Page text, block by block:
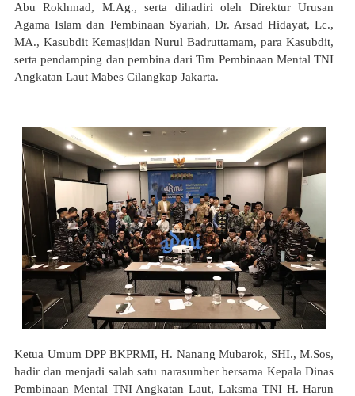
Abu Rokhmad, M.Ag., serta dihadiri oleh Direktur Urusan
Agama Islam dan Pembinaan Syariah, Dr. Arsad Hidayat, Lc.,
MA., Kasubdit Kemasjidan Nurul Badruttamam, para Kasubdit,
serta pendamping dan pembina dari Tim Pembinaan Mental TNI
Angkatan Laut Mabes Cilangkap Jakarta.
Ketua Umum DPP BKPRMI, H. Nanang Mubarok, SHI., M.Sos,
hadir dan menjadi salah satu narasumber bersama Kepala Dinas
Pembinaan Mental TNI Angkatan Laut, Laksma TNI H. Harun